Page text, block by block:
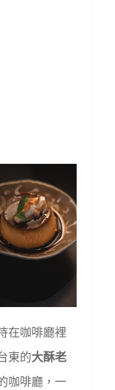
在咖啡廳裡
東的大酥老
咖啡廳，一